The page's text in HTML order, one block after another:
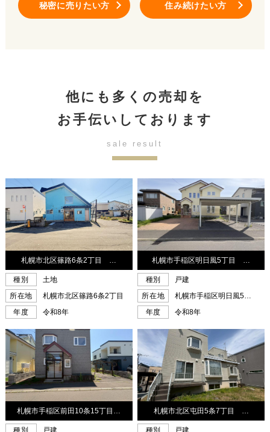
秘密に売りたい方 住み続けたい方
他にも多くの売却を
お手伝いしております
sale result